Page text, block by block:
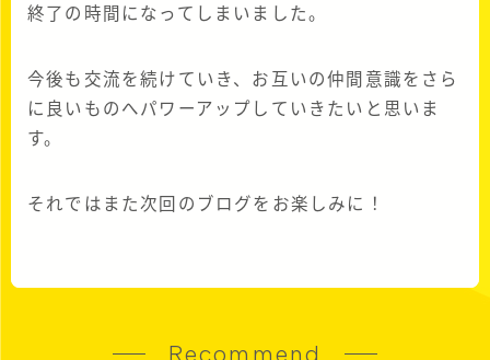
終了の時間になってしまいました。
今後も交流を続けていき、お互いの仲間意識をさら
に良いものへパワーアップしていきたいと思いま
す。
それではまた次回のブログをお楽しみに！
Recommend